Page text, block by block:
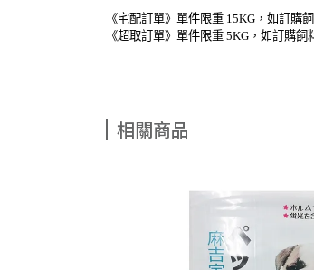
《宅配訂單》單件限重 15KG，如訂購
《超取訂單》單件限重 5KG，如訂購
相關商品